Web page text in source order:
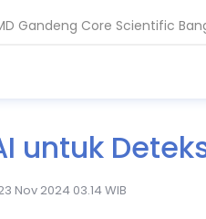
Gandeng Core Scientific
untuk
Nov 2024 03.14 WIB